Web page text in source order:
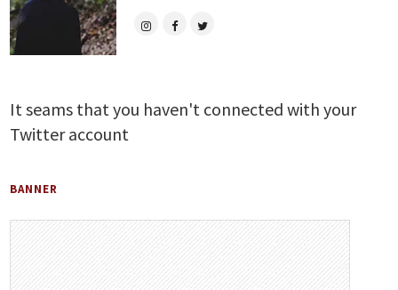
It seams that you haven't connected with your
Twitter account
BANNER